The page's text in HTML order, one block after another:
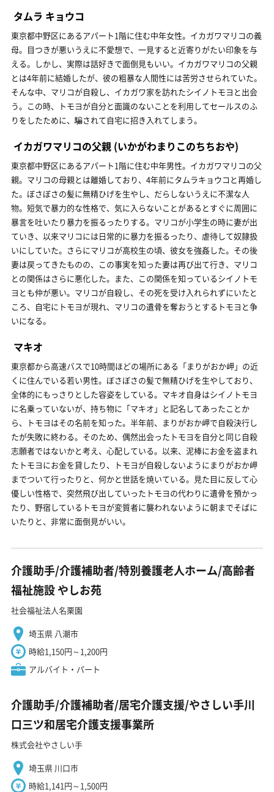
タムラ キョウコ
東京都中野区にあるアパート1階に住む中年女性。イカガワマリコの義
母。目つきが悪いうえに不愛想で、一見すると近寄りがたい印象を与
える。しかし、実際は話好きで面倒見もいい。イカガワマリコの父親
とは4年前に結婚したが、彼の粗暴な人間性には苦労させられていた。
そんな中、マリコが自殺し、イカガワ家を訪れたシイノトモヨと出会
う。この時、トモヨが自分と面識のないことを利用してセールスのふ
りをしたために、騙されて自宅に招き入れてしまう。
イカガワマリコの父親 (いかがわまりこのちちおや)
東京都中野区にあるアパート1階に住む中年男性。イカガワマリコの父
親。マリコの母親とは離婚しており、4年前にタムラキョウコと再婚し
た。ぼさぼさの髪に無精ひげを生やし、だらしないうえに不潔な人
物。短気で暴力的な性格で、気に入らないことがあるとすぐに周囲に
暴言を吐いたり暴力を振るったりする。マリコが小学生の時に妻が出
ていき、以来マリコには日常的に暴力を振るったり、虐待して奴隷扱
いにしていた。さらにマリコが高校生の頃、彼女を強姦した。その後
妻は戻ってきたものの、この事実を知った妻は再び出て行き、マリコ
との関係はさらに悪化した。また、この関係を知っているシイノトモ
ヨとも仲が悪い。マリコが自殺し、その死を受け入れられずにいたと
ころ、自宅にトモヨが現れ、マリコの遺骨を奪おうとするトモヨと争
いになる。
マキオ
東京都から高速バスで10時間ほどの場所にある「まりがおか岬」の近
くに住んでいる若い男性。ぼさぼさの髪で無精ひげを生やしており、
全体的にもっさりとした容姿をしている。マキオ自身はシイノトモヨ
に名乗っていないが、持ち物に「マキオ」と記名してあったことか
ら、トモヨはその名前を知った。半年前、まりがおか岬で自殺決行し
たが失敗に終わる。そのため、偶然出会ったトモヨを自分と同じ自殺
志願者ではないかと考え、心配している。以来、泥棒にお金を盗まれ
たトモヨにお金を貸したり、トモヨが自殺しないようにまりがおか岬
までついて行ったりと、何かと世話を焼いている。見た目に反して心
優しい性格で、突然飛び出していったトモヨの代わりに遺骨を預かっ
たり、野宿しているトモヨが変質者に襲われないように朝までそばに
いたりと、非常に面倒見がいい。
介護助手/介護補助者/特別養護老人ホーム/高齢者
福祉施設 やしお苑
社会福祉法人名栗園
埼玉県 八潮市
時給1,150円～1,200円
アルバイト・パート
介護助手/介護補助者/居宅介護支援/やさしい手川
口三ツ和居宅介護支援事業所
株式会社やさしい手
埼玉県 川口市
時給1,141円～1,500円